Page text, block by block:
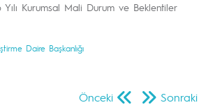
Yılı Kurumsal Mali Durum ve Beklentiler
Daire Başkanlığı
Önceki Sonraki